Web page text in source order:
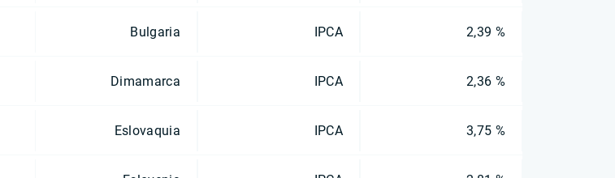
Bulgaria IPCA 2,39 %
Dimamarca IPCA 2,36 %
Eslovaquia IPCA 3,75 %